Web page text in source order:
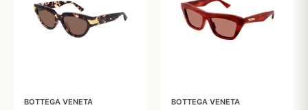
BOTTEGA VENETA BOTTEGA VENETA